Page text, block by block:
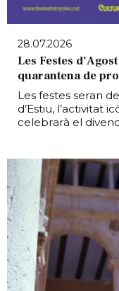
28.07.2026
Les Festes
quarantena de
Les festes seran
d’Estiu, l’activitat
celebrarà el